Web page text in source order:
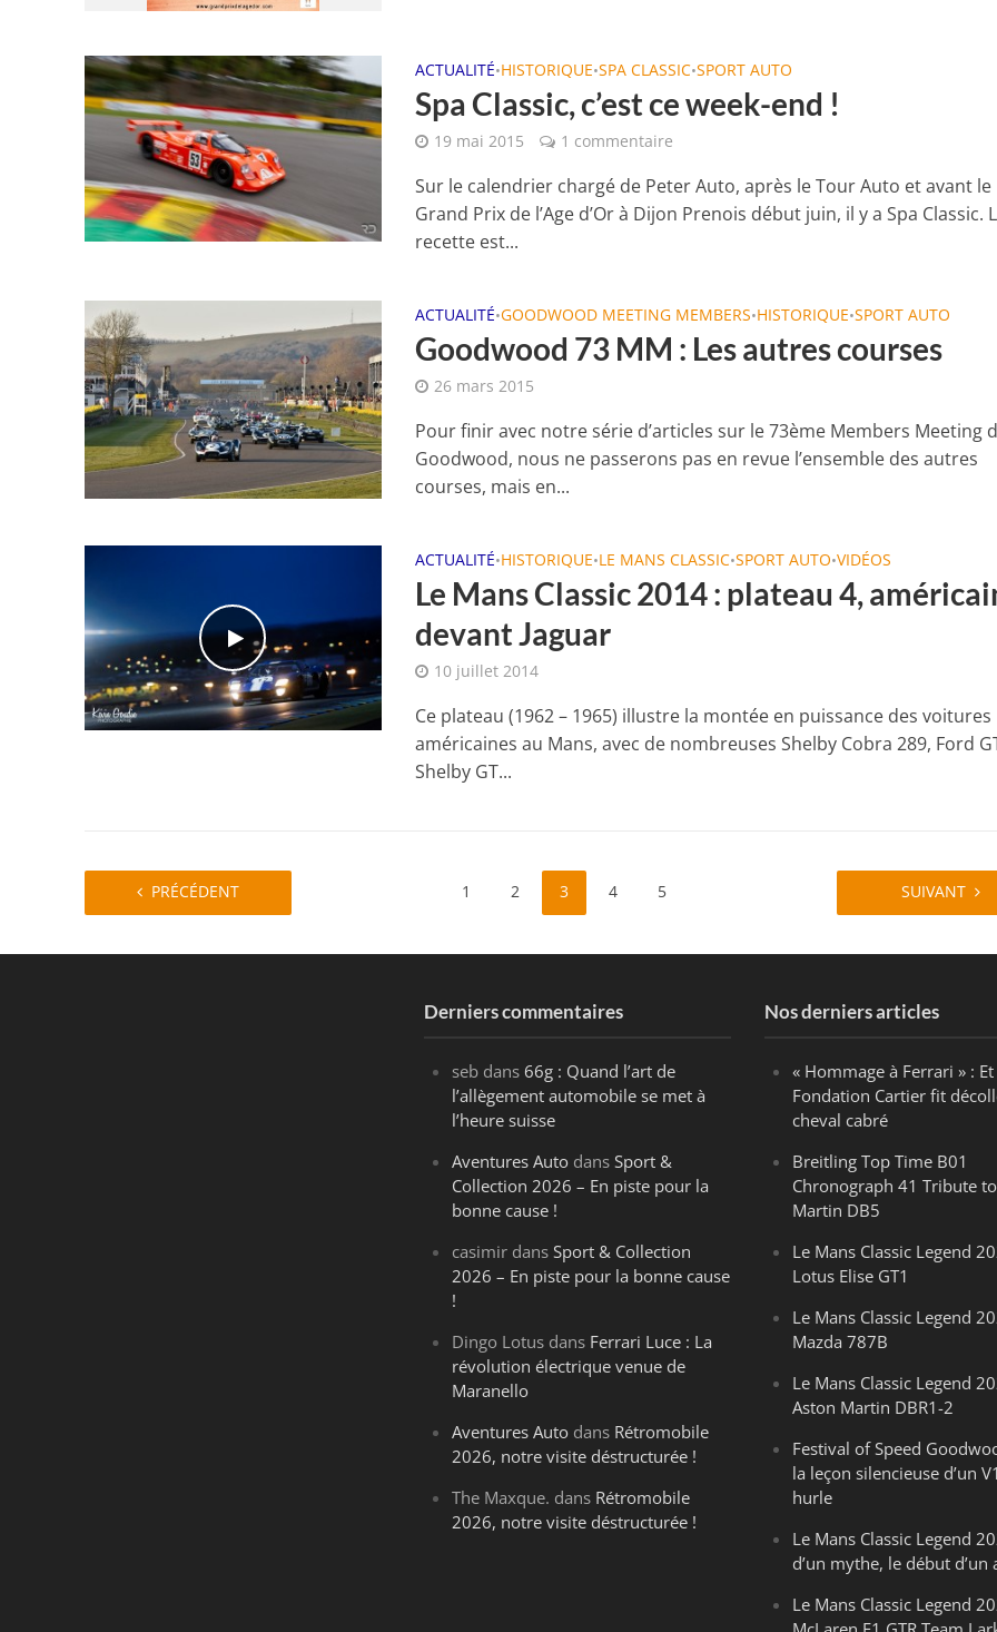
ACTUALITÉ•HISTORIQUE•SPA CLASSIC•SPORT AUTO
Spa Classic, c’est ce week-end !
19 mai 2015 1 commentaire
Sur le calendrier chargé de Peter Auto, après le Tour Auto et avant le
Grand Prix de l’Age d’Or à Dijon Prenois début juin, il y a Spa Classic.
recette est...
ACTUALITÉ•GOODWOOD MEETING MEMBERS•HISTORIQUE•SPORT AUTO
Goodwood 73 MM : Les autres courses
26 mars 2015
Pour finir avec notre série d’articles sur le 73ème Members Meeting
Goodwood, nous ne passerons pas en revue l’ensemble des autres
courses, mais en...
ACTUALITÉ•HISTORIQUE•LE MANS CLASSIC•SPORT AUTO•VIDÉOS
Le Mans Classic 2014 : plateau 4,
devant Jaguar
10 juillet 2014
Ce plateau (1962 – 1965) illustre la montée en puissance des voitures
américaines au Mans, avec de nombreuses Shelby Cobra 289, Ford
Shelby GT...
PRÉCÉDENT 1 2 3 4 5 SUIVANT
Derniers commentaires
seb dans66g : Quand l’art de
l’allègement automobile se met à
l’heure suisse
Aventures Auto dansSport &
Collection 2026 – En piste pour la
bonne cause !
casimir dansSport & Collection
2026 – En piste pour la bonne cause
!
Dingo Lotus dans Ferrari Luce : La
révolution électrique venue de
Maranello
Aventures Auto dans Rétromobile
2026, notre visite déstructurée !
The Maxque. dans Rétromobile
2026, notre visite déstructurée !
Nos derniers articles
« Hommage à Ferrari » : Et
Fondation Cartier fit
cheval cabré
Breitling Top Time B01
Chronograph 41 Tribute
Martin DB5
Le Mans Classic Legend
Lotus Elise GT1
Le Mans Classic Legend
Mazda 787B
Le Mans Classic Legend
Aston Martin DBR1-2
Festival of Speed
la leçon silencieuse d’un
hurle
Le Mans Classic Legend
d’un mythe, le début d’un
Le Mans Classic Legend